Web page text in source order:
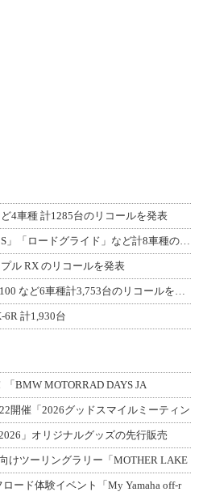
4車種 計1285台のリコールを発表
ル RX のリコールを発表
6R 計1,930台
「BMW MOTORRAD DAYS JA
開催「2026グッドスマイルミーティン
」オリジナルグッズの先行販売
けツーリングラリー「MOTHER LAKE
ード体験イベント「My Yamaha off-r